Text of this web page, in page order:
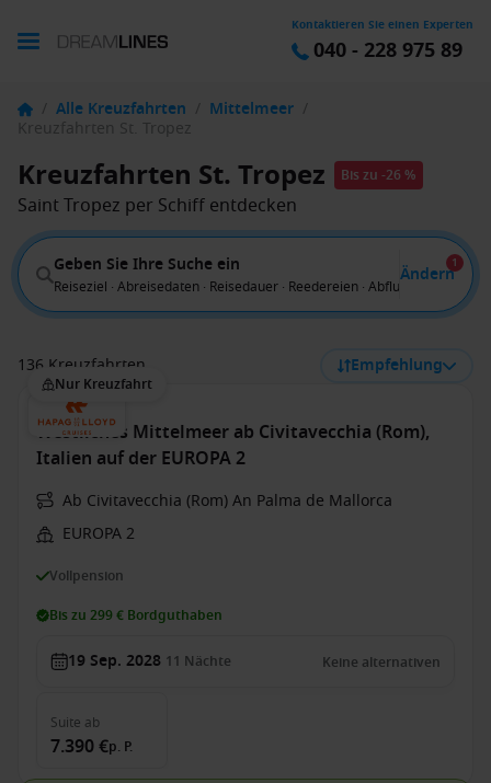
Kontaktieren Sie einen Experten
040 - 228 975 89
/ Alle Kreuzfahrten / Mittelmeer /
Kreuzfahrten St. Tropez
Kreuzfahrten St. Tropez Bis zu -26 %
Saint Tropez per Schiff entdecken
Geben Sie Ihre Suche ein
Reiseziel · Abreisedaten · Reisedauer · Reedereien · Abflug von
Ändern
1
136 Kreuzfahrten Empfehlung
Nur Kreuzfahrt
Westliches Mittelmeer ab Civitavecchia (Rom),
Italien auf der EUROPA 2
Ab Civitavecchia (Rom) An Palma de Mallorca
EUROPA 2
Vollpension
Bis zu 299 € Bordguthaben
19 Sep. 2028 11 Nächte Keine alternativen
Suite ab
7.390 €p. P.